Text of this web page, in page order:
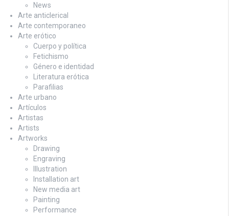
News
Arte anticlerical
Arte contemporaneo
Arte erótico
Cuerpo y política
Fetichismo
Género e identidad
Literatura erótica
Parafilias
Arte urbano
Artículos
Artistas
Artists
Artworks
Drawing
Engraving
Illustration
Installation art
New media art
Painting
Performance